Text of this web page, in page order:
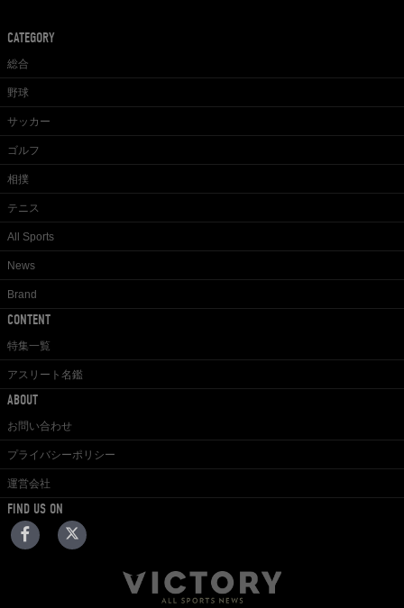
CATEGORY
総合
野球
サッカー
ゴルフ
相撲
テニス
All Sports
News
Brand
CONTENT
特集一覧
アスリート名鑑
ABOUT
お問い合わせ
プライバシーポリシー
運営会社
FIND US ON